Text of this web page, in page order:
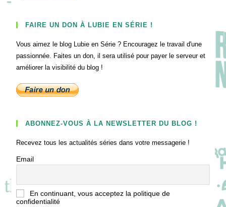
FAIRE UN DON À LUBIE EN SÉRIE !
Vous aimez le blog Lubie en Série ? Encouragez le travail d'une
passionnée. Faites un don, il sera utilisé pour payer le serveur et
améliorer la visibilité du blog !
ABONNEZ-VOUS À LA NEWSLETTER DU BLOG !
Recevez tous les actualités séries dans votre messagerie !
Email
En continuant, vous acceptez la politique de
confidentialité